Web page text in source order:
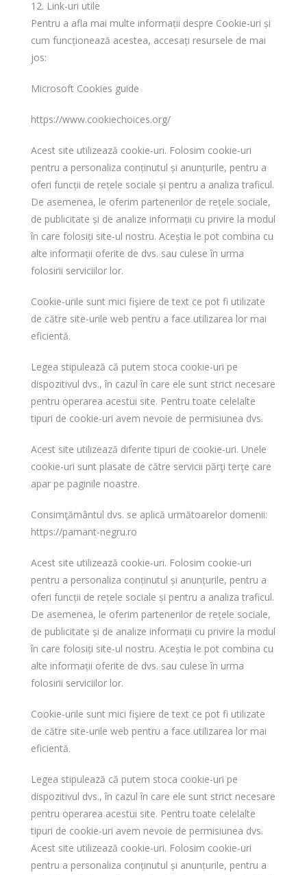
12. Link-uri utile
Pentru a afla mai multe informații despre Cookie-uri și
cum funcționează acestea, accesați resursele de mai
jos:
Microsoft Cookies guide
https://www.cookiechoices.org/
Acest site utilizează cookie-uri. Folosim cookie-uri
pentru a personaliza conținutul și anunțurile, pentru a
oferi funcții de rețele sociale și pentru a analiza traficul.
De asemenea, le oferim partenerilor de rețele sociale,
de publicitate și de analize informații cu privire la modul
în care folosiți site-ul nostru. Aceștia le pot combina cu
alte informații oferite de dvs. sau culese în urma
folosirii serviciilor lor.
Cookie-urile sunt mici fişiere de text ce pot fi utilizate
de către site-urile web pentru a face utilizarea lor mai
eficientă.
Legea stipulează că putem stoca cookie-uri pe
dispozitivul dvs., în cazul în care ele sunt strict necesare
pentru operarea acestui site. Pentru toate celelalte
tipuri de cookie-uri avem nevoie de permisiunea dvs.
Acest site utilizează diferite tipuri de cookie-uri. Unele
cookie-uri sunt plasate de către servicii părţi terţe care
apar pe paginile noastre.
Consimţământul dvs. se aplică următoarelor domenii:
https://pamant-negru.ro
Acest site utilizează cookie-uri. Folosim cookie-uri
pentru a personaliza conținutul și anunțurile, pentru a
oferi funcții de rețele sociale și pentru a analiza traficul.
De asemenea, le oferim partenerilor de rețele sociale,
de publicitate și de analize informații cu privire la modul
în care folosiți site-ul nostru. Aceștia le pot combina cu
alte informații oferite de dvs. sau culese în urma
folosirii serviciilor lor.
Cookie-urile sunt mici fişiere de text ce pot fi utilizate
de către site-urile web pentru a face utilizarea lor mai
eficientă.
Legea stipulează că putem stoca cookie-uri pe
dispozitivul dvs., în cazul în care ele sunt strict necesare
pentru operarea acestui site. Pentru toate celelalte
tipuri de cookie-uri avem nevoie de permisiunea dvs.
Acest site utilizează cookie-uri. Folosim cookie-uri
pentru a personaliza conținutul și anunțurile, pentru a